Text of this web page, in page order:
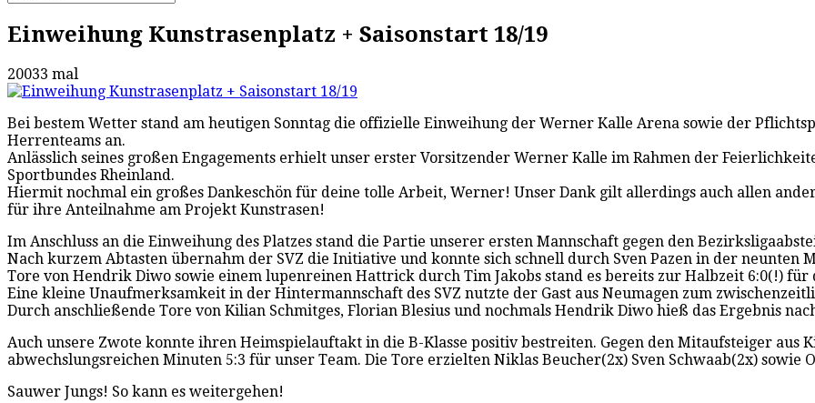
Einweihung Kunstrasenplatz + Saisonstart 18/19
20033 mal
Bei bestem Wetter stand am heutigen Sonntag die offizielle Einweihung der Werner Kalle Arena sowie der
Herrenteams an.
Anlässlich seines großen Engagements erhielt unser erster Vorsitzender Werner Kalle im Rahmen der
Sportbundes Rheinland.
Hiermit nochmal ein großes Dankeschön für deine tolle Arbeit, Werner! Unser Dank gilt allerdings auch allen
für ihre Anteilnahme am Projekt Kunstrasen!
Im Anschluss an die Einweihung des Platzes stand die Partie unserer ersten Mannschaft gegen den
Nach kurzem Abtasten übernahm der SVZ die Initiative und konnte sich schnell durch Sven Pazen in der neunten
Tore von Hendrik Diwo sowie einem lupenreinen Hattrick durch Tim Jakobs stand es bereits zur Halbzeit 6:0(!) für
Eine kleine Unaufmerksamkeit in der Hintermannschaft des SVZ nutzte der Gast aus Neumagen zum
Durch anschließende Tore von Kilian Schmitges, Florian Blesius und nochmals Hendrik Diwo hieß das Ergebnis
Auch unsere Zwote konnte ihren Heimspielauftakt in die B-Klasse positiv bestreiten. Gegen den Mitaufsteiger aus
abwechslungsreichen Minuten 5:3 für unser Team. Die Tore erzielten Niklas Beucher(2x) Sven Schwaab(2x) sowie
Sauwer Jungs! So kann es weitergehen!